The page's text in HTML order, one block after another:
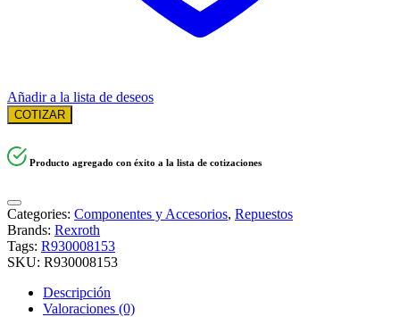
Añadir a la lista de deseos
COTIZAR
Producto agregado con éxito a la lista de cotizaciones
Categories: Componentes y Accesorios, Repuestos
Brands: Rexroth
Tags: R930008153
SKU: R930008153
Descripción
Valoraciones (0)